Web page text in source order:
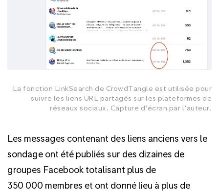
La fonction LinkSearch de CrowdTangle est utilisée pour
suivre les liens URL partagés sur les plateformes de
réseaux sociaux. Capture d’écran par l’auteur.
Les messages contenant des liens anciens vers le
sondage ont été publiés sur des dizaines de
groupes Facebook totalisant plus de
350 000 membres et ont donné lieu à plus de